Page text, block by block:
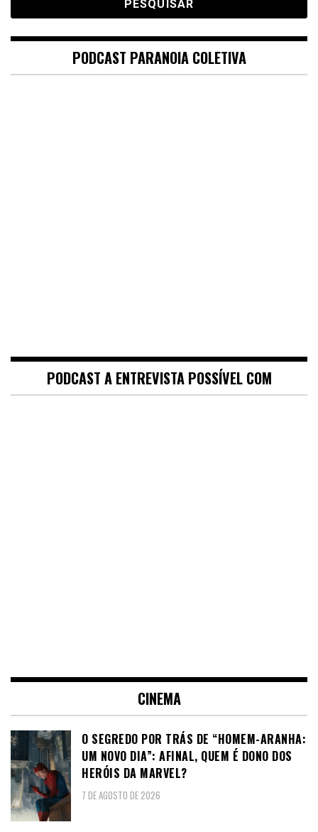
PODCAST PARANOIA COLETIVA
PODCAST A ENTREVISTA POSSÍVEL COM
CINEMA
O SEGREDO POR TRÁS DE “HOMEM-ARANHA:
UM NOVO DIA”: AFINAL, QUEM É DONO DOS
HERÓIS DA MARVEL?
7 DE AGOSTO DE 2026